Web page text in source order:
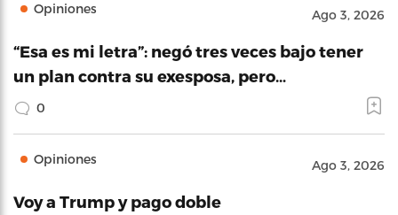
Opiniones Ago 3, 2026
“Esa es mi letra”: negó tres veces bajo tener
un plan contra su exesposa, pero…
0
Opiniones Ago 3, 2026
Voy a Trump y pago doble